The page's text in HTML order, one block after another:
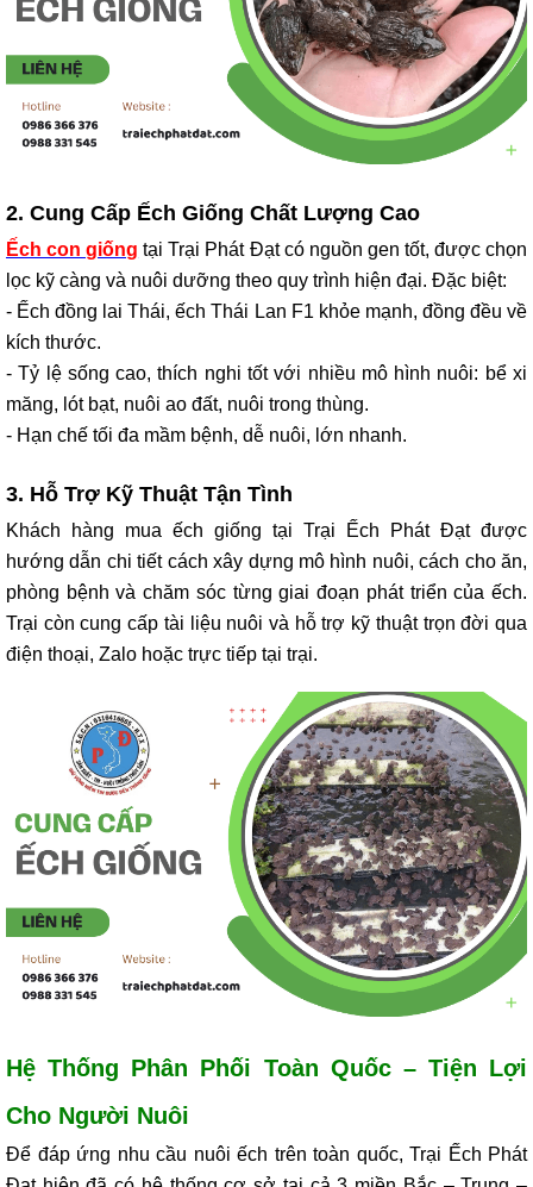
2. Cung Cấp Ếch Giống Chất Lượng Cao
Ếch con giống tại Trại Phát Đạt có nguồn gen tốt, được chọn
lọc kỹ càng và nuôi dưỡng theo quy trình hiện đại. Đặc biệt:
- Ếch đồng lai Thái, ếch Thái Lan F1 khỏe mạnh, đồng đều về
kích thước.
- Tỷ lệ sống cao, thích nghi tốt với nhiều mô hình nuôi: bể xi
măng, lót bạt, nuôi ao đất, nuôi trong thùng.
- Hạn chế tối đa mầm bệnh, dễ nuôi, lớn nhanh.
3. Hỗ Trợ Kỹ Thuật Tận Tình
Khách hàng mua ếch giống tại Trại Ếch Phát Đạt được
hướng dẫn chi tiết cách xây dựng mô hình nuôi, cách cho ăn,
phòng bệnh và chăm sóc từng giai đoạn phát triển của ếch.
Trại còn cung cấp tài liệu nuôi và hỗ trợ kỹ thuật trọn đời qua
điện thoại, Zalo hoặc trực tiếp tại trại.
Hệ Thống Phân Phối Toàn Quốc – Tiện Lợi
Cho Người Nuôi
Để đáp ứng nhu cầu nuôi ếch trên toàn quốc, Trại Ếch Phát